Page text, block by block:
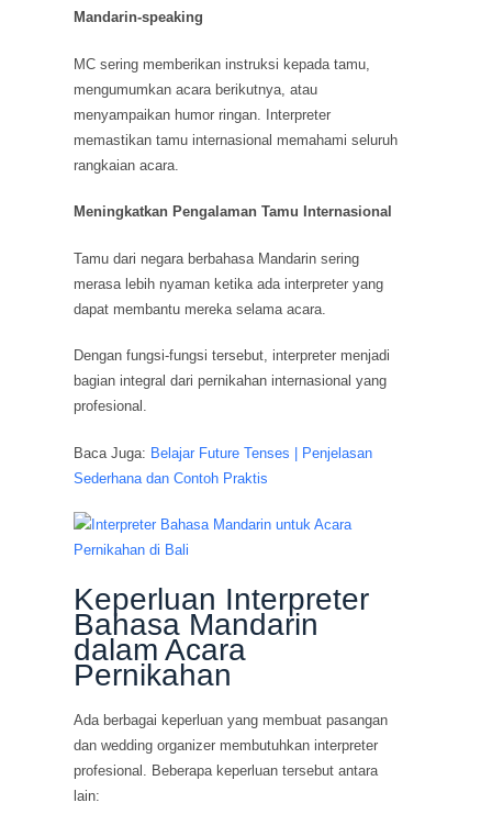
Mandarin-speaking
MC sering memberikan instruksi kepada tamu,
mengumumkan acara berikutnya, atau
menyampaikan humor ringan. Interpreter
memastikan tamu internasional memahami seluruh
rangkaian acara.
Meningkatkan Pengalaman Tamu Internasional
Tamu dari negara berbahasa Mandarin sering
merasa lebih nyaman ketika ada interpreter yang
dapat membantu mereka selama acara.
Dengan fungsi-fungsi tersebut, interpreter menjadi
bagian integral dari pernikahan internasional yang
profesional.
Baca Juga: Belajar Future Tenses | Penjelasan
Sederhana dan Contoh Praktis
Keperluan Interpreter
Bahasa Mandarin
dalam Acara
Pernikahan
Ada berbagai keperluan yang membuat pasangan
dan wedding organizer membutuhkan interpreter
profesional. Beberapa keperluan tersebut antara
lain: